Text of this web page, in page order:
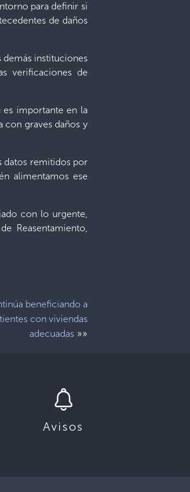
para definir si
de daños
demás instituciones
verificaciones de
es importante en la
con graves daños y
datos remitidos por
alimentamos ese
con lo urgente,
Reasentamiento,
beneficiando a
con viviendas
adecuadas»»
Avisos